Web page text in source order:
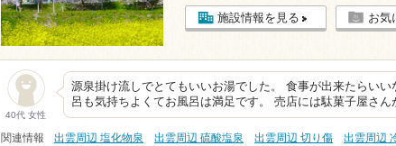
施設情報を見る お気
40代 女性
源泉掛け流しでとてもいいお湯でした。 食事が出来たらい
呂も気持ちよくてお風呂は満足です。 売店には駄菓子屋さん
関連情報 出雲周辺 塩化物泉 出雲周辺 硫酸塩泉 出雲周辺 切り傷 出雲周辺